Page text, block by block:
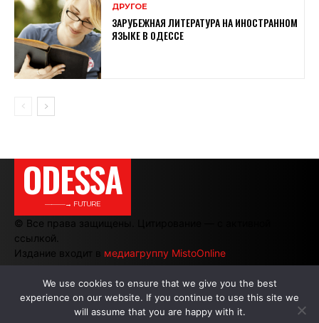
ДРУГОЕ
ЗАРУБЕЖНАЯ ЛИТЕРАТУРА НА ИНОСТРАННОМ
ЯЗЫКЕ В ОДЕССЕ
ODESSA
———→ FUTURE
© Все права защищены. Цитирование — с активной
ссылкой.
Издание входит в медиагруппу MistoOnline
АВТОРЫ | РЕКЛАМА НА САЙТЕ
We use cookies to ensure that we give you the best
experience on our website. If you continue to use this site we
will assume that you are happy with it.